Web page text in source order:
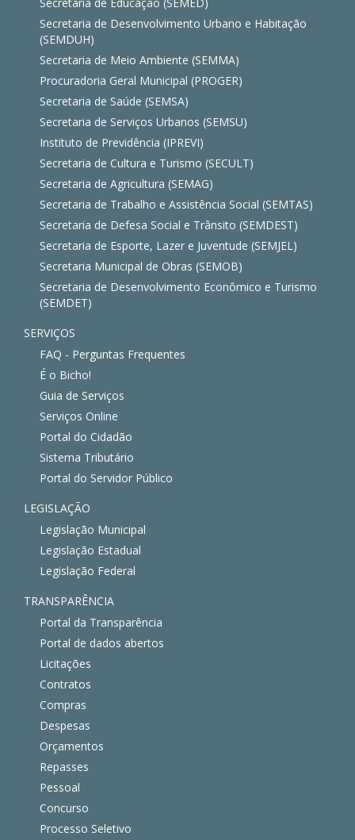
Secretaria de Educação (SEMED)
Secretaria de Desenvolvimento Urbano e Habitação
(SEMDUH)
Secretaria de Meio Ambiente (SEMMA)
Procuradoria Geral Municipal (PROGER)
Secretaria de Saúde (SEMSA)
Secretaria de Serviços Urbanos (SEMSU)
Instituto de Previdência (IPREVI)
Secretaria de Cultura e Turismo (SECULT)
Secretaria de Agricultura (SEMAG)
Secretaria de Trabalho e Assistência Social (SEMTAS)
Secretaria de Defesa Social e Trânsito (SEMDEST)
Secretaria de Esporte, Lazer e Juventude (SEMJEL)
Secretaria Municipal de Obras (SEMOB)
Secretaria de Desenvolvimento Econômico e Turismo
(SEMDET)
SERVIÇOS
FAQ - Perguntas Frequentes
É o Bicho!
Guia de Serviços
Serviços Online
Portal do Cidadão
Sistema Tributário
Portal do Servidor Público
LEGISLAÇÃO
Legislação Municipal
Legislação Estadual
Legislação Federal
TRANSPARÊNCIA
Portal da Transparência
Portal de dados abertos
Licitações
Contratos
Compras
Despesas
Orçamentos
Repasses
Pessoal
Concurso
Processo Seletivo